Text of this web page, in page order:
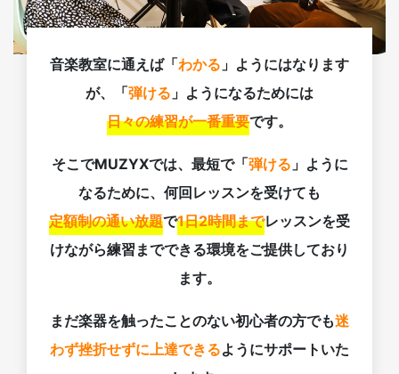
音楽教室に通えば「わかる 」ようにはなります
が、「弾ける 」ようになるためには
日々の練習が一番重要です。
そこでMUZYXでは、最短で「弾ける 」ように
なるために、何回レッスンを受けても
定額制の通い放題で1日2時間までレッスンを受
けながら練習までできる環境をご提供しており
ます。
まだ楽器を触ったことのない初心者の方でも迷
わず挫折せずに上達できるようにサポートいた